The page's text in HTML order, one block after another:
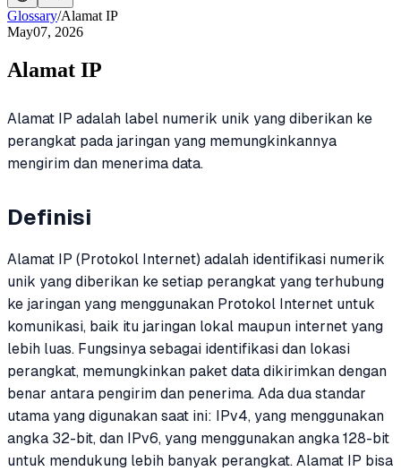
Glossary/Alamat IP
May07, 2026
Alamat IP
Alamat IP adalah label numerik unik yang diberikan ke
perangkat pada jaringan yang memungkinkannya
mengirim dan menerima data.
Definisi
Alamat IP (Protokol Internet) adalah identifikasi numerik
unik yang diberikan ke setiap perangkat yang terhubung
ke jaringan yang menggunakan Protokol Internet untuk
komunikasi, baik itu jaringan lokal maupun internet yang
lebih luas. Fungsinya sebagai identifikasi dan lokasi
perangkat, memungkinkan paket data dikirimkan dengan
benar antara pengirim dan penerima. Ada dua standar
utama yang digunakan saat ini: IPv4, yang menggunakan
angka 32-bit, dan IPv6, yang menggunakan angka 128-bit
untuk mendukung lebih banyak perangkat. Alamat IP bisa